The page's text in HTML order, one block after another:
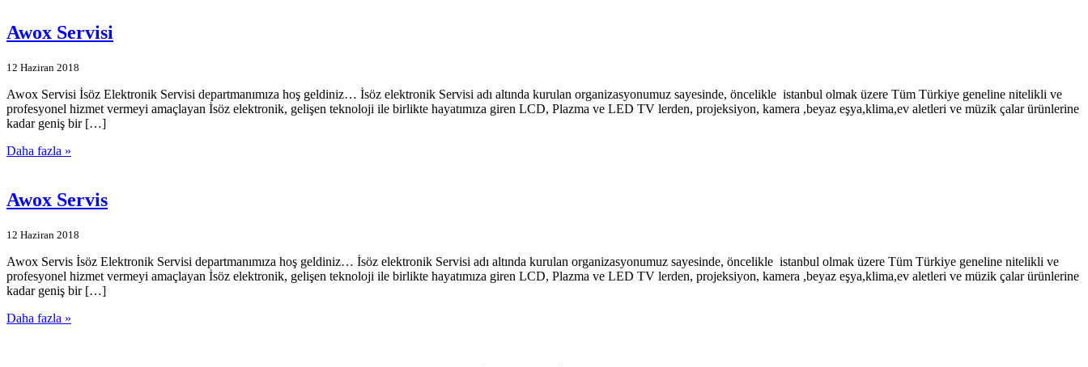
Awox Servisi
12 Haziran 2018
Awox Servisi İsöz Elektronik Servisi departmanımıza hoş geldiniz… İsöz elektronik Servisi adı altında kurulan organizasyonumuz sayesinde, öncelikle istanbul olmak üzere Tüm Türkiye geneline nitelikli ve
profesyonel hizmet vermeyi amaçlayan İsöz elektronik, gelişen teknoloji ile birlikte hayatımıza giren LCD, Plazma ve LED TV lerden, projeksiyon, kamera ,beyaz eşya,klima,ev aletleri ve müzik çalar ürünlerine
kadar geniş bir […]
Daha fazla »
Awox Servis
12 Haziran 2018
Awox Servis İsöz Elektronik Servisi departmanımıza hoş geldiniz… İsöz elektronik Servisi adı altında kurulan organizasyonumuz sayesinde, öncelikle istanbul olmak üzere Tüm Türkiye geneline nitelikli ve
profesyonel hizmet vermeyi amaçlayan İsöz elektronik, gelişen teknoloji ile birlikte hayatımıza giren LCD, Plazma ve LED TV lerden, projeksiyon, kamera ,beyaz eşya,klima,ev aletleri ve müzik çalar ürünlerine
kadar geniş bir […]
Daha fazla »